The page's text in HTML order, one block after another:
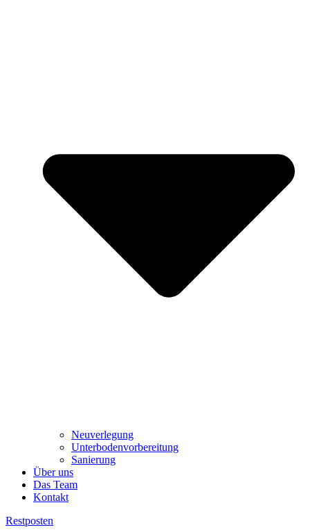
Neuverlegung
Unterbodenvorbereitung
Sanierung
Über uns
Das Team
Kontakt
Restposten